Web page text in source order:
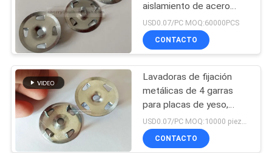
MAPA
DEL
SITIO
PRIVACY
POLICY
lavadoras del
tablero del soporte
de la teja
62
aislamiento de acero
galvanizado para
lavadoras de 1-1/4" para
tapones de madera o
USD0.07/PC MOQ:60000PCS
CONTACTO
Lavadoras de fijación
metálicas de 4 garras
para placas de yeso,
placas de aislamiento de
extrusión, placas
térmicas, placas de
CONTACTO